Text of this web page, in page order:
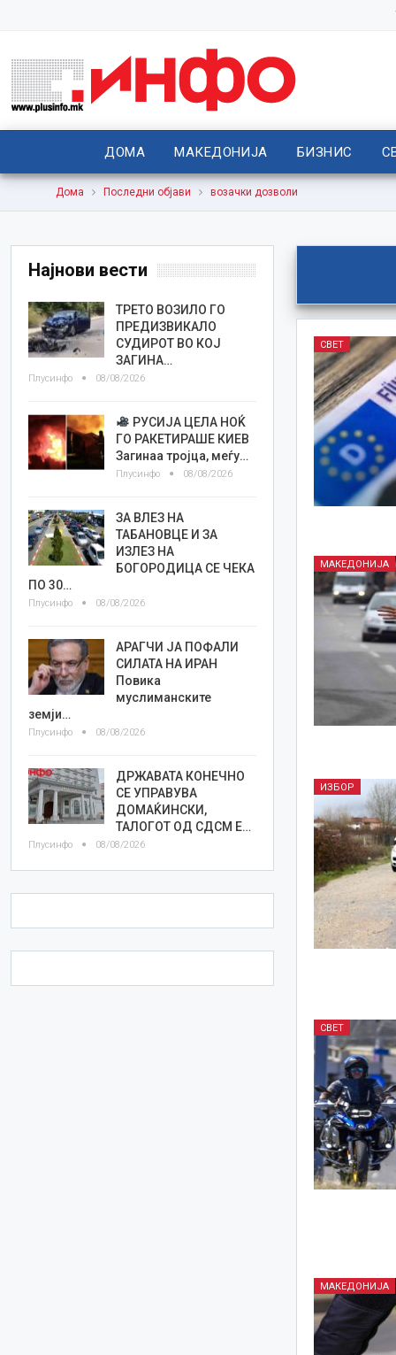
ДОМА МАКЕДОНИЈА БИЗНИС
Дома Последни објави возачки дозволи
СВЕТ
МАКЕДОНИЈА
ИЗБОР
СВЕТ
МАКЕДОНИЈА
Најнови вести
ТРЕТО ВОЗИЛО ГО
ПРЕДИЗВИКАЛО
СУДИРОТ ВО КОЈ
ЗАГИНА…
Плусинфо 08/08/2026
РУСИЈА ЦЕЛА НОЌ
ГО РАКЕТИРАШЕ КИЕВ
Загинаа тројца, меѓу…
Плусинфо 08/08/2026
ЗА ВЛЕЗ НА
ТАБАНОВЦЕ И ЗА
ИЗЛЕЗ НА
БОГОРОДИЦА СЕ ЧЕКА
ПО 30…
Плусинфо 08/08/2026
АРАГЧИ ЈА ПОФАЛИ
СИЛАТА НА ИРАН
Повика
муслиманските
земји…
Плусинфо 08/08/2026
ДРЖАВАТА КОНЕЧНО
СЕ УПРАВУВА
ДОМАЌИНСКИ,
ТАЛОГОТ ОД СДСМ Е…
Плусинфо 08/08/2026